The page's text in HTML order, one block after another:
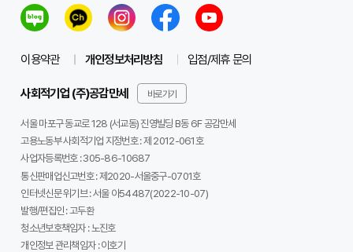
이용약관 개인정보처리방침 입점/제휴 문의
사회적기업 (주)공감만세 바로가기
서울 마포구 동교로 128 (서교동) 진영빌딩 B동 6F 공감만세
고용노동부 사회적기업 지정번호 : 제 2012-061호
사업자등록번호 :305-86-10687
통신판매업신고번호 :제2020-서울중구-0701호
인터넷신문 위기브 :서울 아54487(2022-10-07)
발행/편집인 :고두환
청소년보호책임자 :노진호
개인정보 관리책임자 :이호기